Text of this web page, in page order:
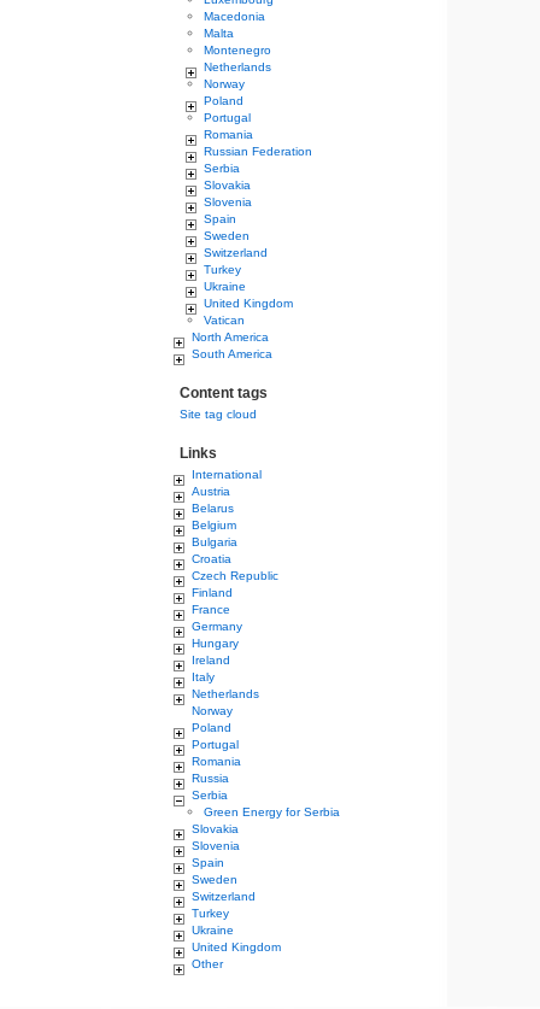
Macedonia
Malta
Montenegro
Netherlands
Norway
Poland
Portugal
Romania
Russian Federation
Serbia
Slovakia
Slovenia
Spain
Sweden
Switzerland
Turkey
Ukraine
United Kingdom
Vatican
North America
South America
Content tags
Site tag cloud
Links
International
Austria
Belarus
Belgium
Bulgaria
Croatia
Czech Republic
Finland
France
Germany
Hungary
Ireland
Italy
Netherlands
Norway
Poland
Portugal
Romania
Russia
Serbia
Green Energy for Serbia
Slovakia
Slovenia
Spain
Sweden
Switzerland
Turkey
Ukraine
United Kingdom
Other